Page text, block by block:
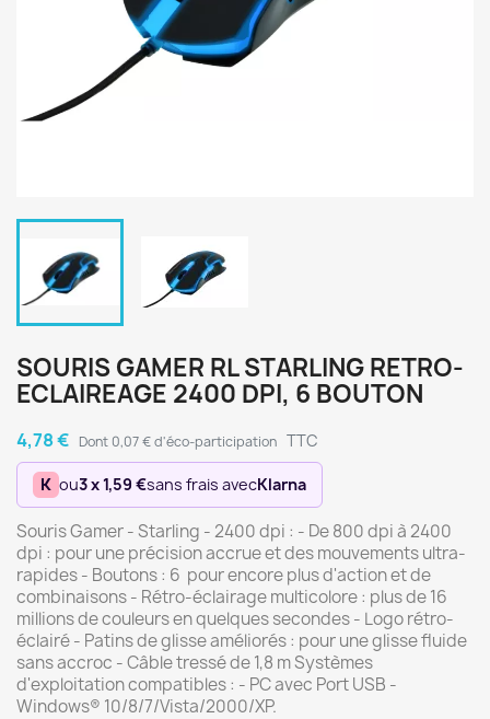
SOURIS GAMER RL STARLING RETRO-
ECLAIREAGE 2400 DPI, 6 BOUTON
4,78 € Dont 0,07 € d'éco-participation TTC
K ou3 x 1,59 €sans frais avecKlarna
Souris Gamer - Starling - 2400 dpi : - De 800 dpi à 2400
dpi : pour une précision accrue et des mouvements ultra-
rapides - Boutons : 6 pour encore plus d'action et de
combinaisons - Rétro-éclairage multicolore : plus de 16
millions de couleurs en quelques secondes - Logo rétro-
éclairé - Patins de glisse améliorés : pour une glisse fluide
sans accroc - Câble tressé de 1,8 m Systèmes
d'exploitation compatibles : - PC avec Port USB -
Windows® 10/8/7/Vista/2000/XP.